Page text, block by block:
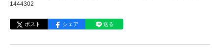
1444302
ポスト シェア 送る